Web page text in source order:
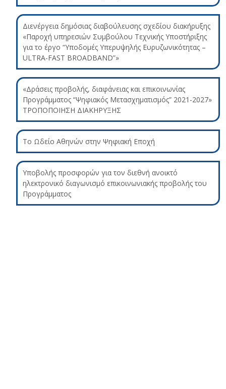
Διενέργεια δημόσιας διαβούλευσης σχεδίου διακήρυξης
«Παροχή υπηρεσιών Συμβούλου Τεχνικής Υποστήριξης
για το έργο “Υποδομές Υπερυψηλής Ευρυζωνικότητας –
ULTRA-FAST BROADBAND”»
«Δράσεις προβολής, διαφάνειας και επικοινωνίας
Προγράμματος “Ψηφιακός Μετασχηματισμός” 2021-2027»
ΤΡΟΠΟΠΟΙΗΣΗ ΔΙΑΚΗΡΥΞΗΣ
Το Ωδείο Αθηνών στην Ψηφιακή Εποχή
Υποβολής προσφορών για τον διεθνή ανοικτό
ηλεκτρονικό διαγωνισμό επικοινωνιακής προβολής του
Προγράμματος